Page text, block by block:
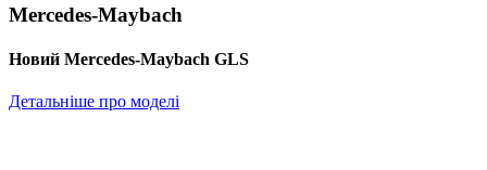
Mercedes-Maybach
Новий Mercedes-Maybach GLS
Детальніше про моделі